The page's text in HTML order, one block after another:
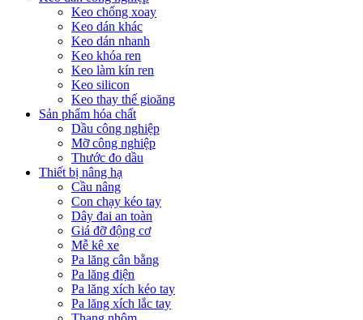
Keo chống xoay
Keo dán khác
Keo dán nhanh
Keo khóa ren
Keo làm kín ren
Keo silicon
Keo thay thế gioăng
Sản phẩm hóa chất
Dầu công nghiệp
Mỡ công nghiệp
Thước đo dầu
Thiết bị nâng hạ
Cầu nâng
Con chạy kéo tay
Dây đai an toàn
Giá đỡ động cơ
Mễ kê xe
Pa lăng cân bằng
Pa lăng điện
Pa lăng xích kéo tay
Pa lăng xích lắc tay